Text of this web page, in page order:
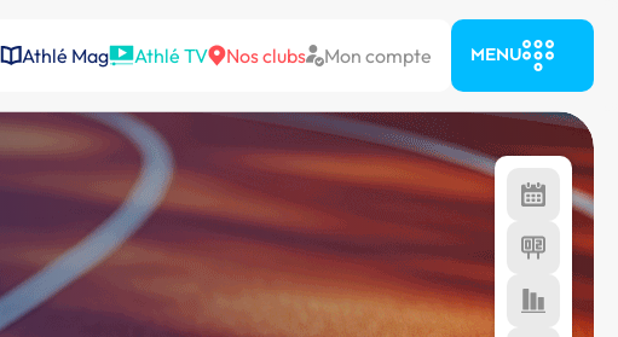
Athlé Mag Athlé TV Nos clubs Mon compte MENU